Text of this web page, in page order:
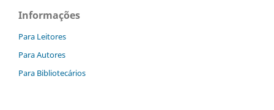
Informações
Para Leitores
Para Autores
Para Bibliotecários